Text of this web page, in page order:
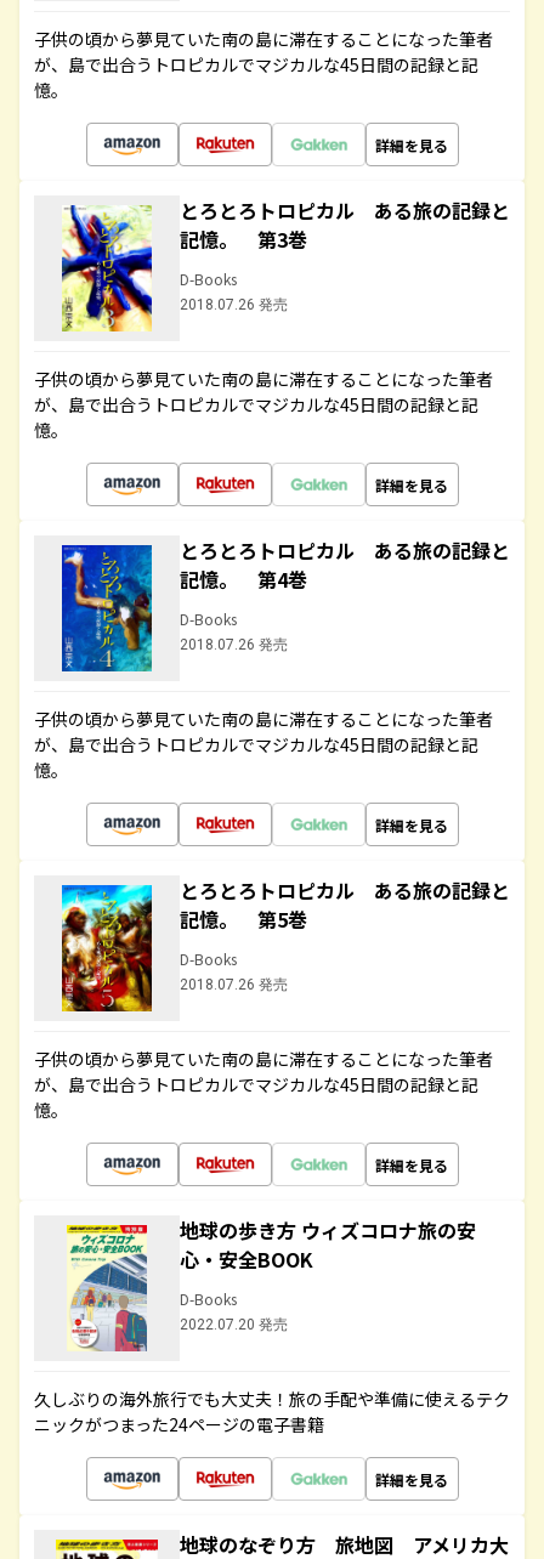
子供の頃から夢見ていた南の島に滞在することになった筆者
が、島で出合うトロピカルでマジカルな45日間の記録と記
憶。
詳細を見る
とろとろトロピカル ある旅の記録と
記憶。 第3巻
D-Books
2018.07.26 発売
子供の頃から夢見ていた南の島に滞在することになった筆者
が、島で出合うトロピカルでマジカルな45日間の記録と記
憶。
詳細を見る
とろとろトロピカル ある旅の記録と
記憶。 第4巻
D-Books
2018.07.26 発売
子供の頃から夢見ていた南の島に滞在することになった筆者
が、島で出合うトロピカルでマジカルな45日間の記録と記
憶。
詳細を見る
とろとろトロピカル ある旅の記録と
記憶。 第5巻
D-Books
2018.07.26 発売
子供の頃から夢見ていた南の島に滞在することになった筆者
が、島で出合うトロピカルでマジカルな45日間の記録と記
憶。
詳細を見る
地球の歩き方 ウィズコロナ旅の安
心・安全BOOK
D-Books
2022.07.20 発売
久しぶりの海外旅行でも大丈夫！旅の手配や準備に使えるテク
ニックがつまった24ページの電子書籍
詳細を見る
地球のなぞり方 旅地図 アメリカ大